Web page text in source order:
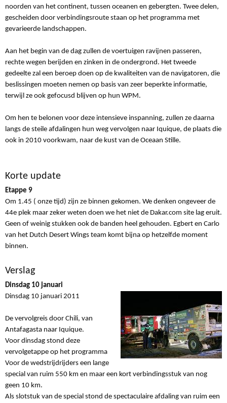
noorden van het continent, tussen oceanen en gebergten. Twee delen,
gescheiden door verbindingsroute staan op het programma met
gevarieerde landschappen.
Aan het begin van de dag zullen de voertuigen ravijnen passeren,
rechte wegen berijden en zinken in de ondergrond. Het tweede
gedeelte zal een beroep doen op de kwaliteiten van de navigatoren, die
beslissingen moeten nemen op basis van zeer beperkte informatie,
terwijl ze ook gefocusd blijven op hun WPM.
Om hen te belonen voor deze intensieve inspanning, zullen ze daarna
langs de steile afdalingen hun weg vervolgen naar Iquique, de plaats die
ook in 2010 voorkwam, naar de kust van de Oceaan Stille.
Korte update
Etappe 9
Om 1.45 ( onze tijd) zijn ze binnen gekomen. We denken ongeveer de
44e plek maar zeker weten doen we het niet de Dakar.com site lag eruit.
Geen of weinig stukken ook de banden heel gehouden. Egbert en Carlo
van het Dutch Desert Wings team komt bijna op hetzelfde moment
binnen.
Verslag
Dinsdag 10 januari
Dinsdag 10 januari 2011
De vervolgreis door Chili, van
Antafagasta naar Iquique.
Voor dinsdag stond deze
vervolgetappe op het programma
Voor de wedstrijdrijders een lange
special van ruim 550 km en maar een kort verbindingsstuk van nog
geen 10 km.
Als slotstuk van de special stond de spectaculaire afdaling van ruim een